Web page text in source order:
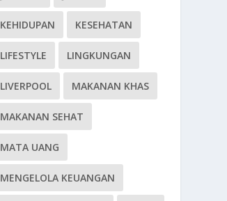
KEHIDUPAN KESEHATAN
LIFESTYLE LINGKUNGAN
LIVERPOOL MAKANAN KHAS
MAKANAN SEHAT
MATA UANG
MENGELOLA KEUANGAN